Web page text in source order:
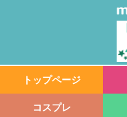
トップページ
コスプレ